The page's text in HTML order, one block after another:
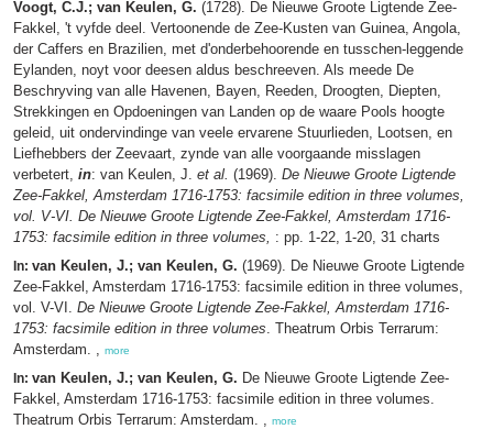
Voogt, C.J.; van Keulen, G. (1728). De Nieuwe Groote Ligtende Zee-
Fakkel, 't vyfde deel. Vertoonende de Zee-Kusten van Guinea, Angola,
der Caffers en Brazilien, met d'onderbehoorende en tusschen-leggende
Eylanden, noyt voor deesen aldus beschreeven. Als meede De
Beschryving van alle Havenen, Bayen, Reeden, Droogten, Diepten,
Strekkingen en Opdoeningen van Landen op de waare Pools hoogte
geleid, uit ondervindinge van veele ervarene Stuurlieden, Lootsen, en
Liefhebbers der Zeevaart, zynde van alle voorgaande misslagen
verbetert, in: van Keulen, J. et al. (1969). De Nieuwe Groote Ligtende
Zee-Fakkel, Amsterdam 1716-1753: facsimile edition in three volumes,
vol. V-VI. De Nieuwe Groote Ligtende Zee-Fakkel, Amsterdam 1716-
1753: facsimile edition in three volumes, : pp. 1-22, 1-20, 31 charts
In: van Keulen, J.; van Keulen, G. (1969). De Nieuwe Groote Ligtende
Zee-Fakkel, Amsterdam 1716-1753: facsimile edition in three volumes,
vol. V-VI. De Nieuwe Groote Ligtende Zee-Fakkel, Amsterdam 1716-
1753: facsimile edition in three volumes. Theatrum Orbis Terrarum:
Amsterdam. , more
In: van Keulen, J.; van Keulen, G. De Nieuwe Groote Ligtende Zee-
Fakkel, Amsterdam 1716-1753: facsimile edition in three volumes.
Theatrum Orbis Terrarum: Amsterdam. , more